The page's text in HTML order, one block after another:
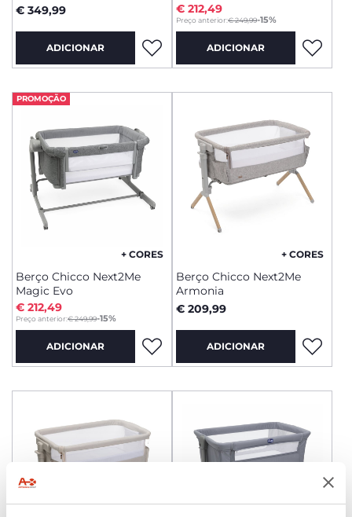
€ 349,99
ADICIONAR
Preço anterior:€ 249,99-15%
to
€ 212,49
ADICIONAR
PROMOÇÃO
+ CORES
Berço Chicco Next2Me
Magic Evo
Preço anterior:€ 249,99-15%
to
€ 212,49
ADICIONAR
+ CORES
Berço Chicco Next2Me
Armonia
€ 209,99
ADICIONAR